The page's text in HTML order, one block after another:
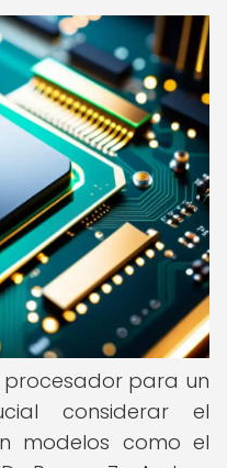
para un
considerar el
modelos como el